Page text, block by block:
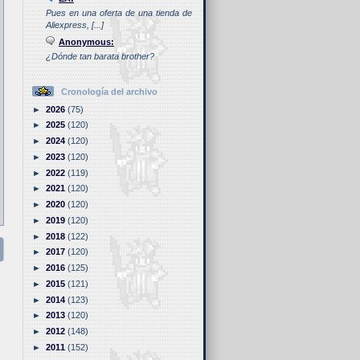
Pues en una oferta de una tienda de
Aliexpress, [...]
Anonymous:
¿Dónde tan barata brother?
Cronología del archivo
►2026(75)
►2025(120)
►2024(120)
►2023(120)
►2022(119)
►2021(120)
►2020(120)
►2019(120)
►2018(122)
►2017(120)
►2016(125)
►2015(121)
►2014(123)
►2013(120)
►2012(148)
►2011(152)